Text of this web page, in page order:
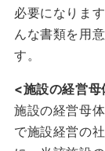
必要になりま
んな書類を用
す。
<施設の経営
施設の経営母
で施設経営の